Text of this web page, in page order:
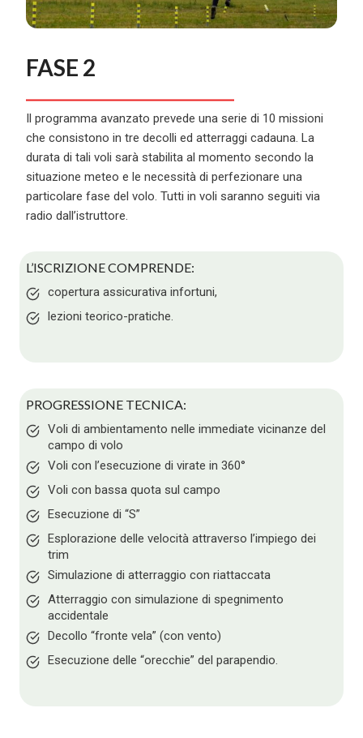
FASE 2
Il programma avanzato prevede una serie di 10 missioni
che consistono in tre decolli ed atterraggi cadauna. La
durata di tali voli sarà stabilita al momento secondo la
situazione meteo e le necessità di perfezionare una
particolare fase del volo. Tutti in voli saranno seguiti via
radio dall’istruttore.
L’ISCRIZIONE COMPRENDE:
copertura assicurativa infortuni,
lezioni teorico-pratiche.
PROGRESSIONE TECNICA:
Voli di ambientamento nelle immediate vicinanze del
campo di volo
Voli con l’esecuzione di virate in 360°
Voli con bassa quota sul campo
Esecuzione di “S”
Esplorazione delle velocità attraverso l’impiego dei
trim
Simulazione di atterraggio con riattaccata
Atterraggio con simulazione di spegnimento
accidentale
Decollo “fronte vela” (con vento)
Esecuzione delle “orecchie” del parapendio.